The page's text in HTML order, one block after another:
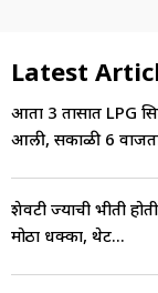
Latest
आता 3 तासात LPG
आली, सकाळी 6
शेवटी ज्याची भीती
मोठा धक्का, थेट...